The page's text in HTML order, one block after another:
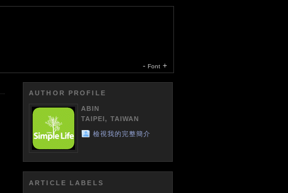
- Font +
AUTHOR PROFILE
ABIN
TAIPEI, TAIWAN
檢視我的完整簡介
ARTICLE LABELS